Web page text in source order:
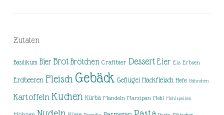
Zutaten
Basilikum Bier Brot Brötchen Craftbier Dessert Eier Eis Erbsen
Erdbeeren Fleisch Gebäck Geflügel Hackfleisch Hefe Hähnchen
Kartoffeln Kuchen Kürbis Mandeln Marzipan Mehl Mehlspeisen